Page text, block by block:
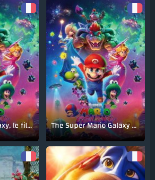
Super Mario Galaxy, le film The Super Mario Galaxy Movie